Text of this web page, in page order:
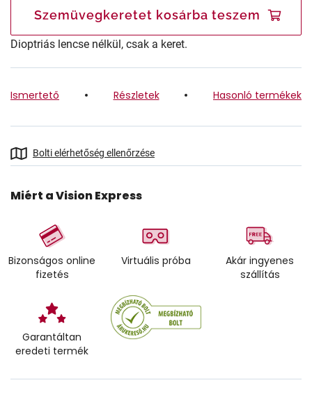
Szemüvegkeretet kosárba teszem
Dioptriás lencse nélkül, csak a keret.
Ismertető Részletek Hasonló termékek
Bolti elérhetőség ellenőrzése
Miért a Vision Express
Bizonságos online
fizetés
Virtuális próba
Akár ingyenes
szállítás
Garantáltan
eredeti termék